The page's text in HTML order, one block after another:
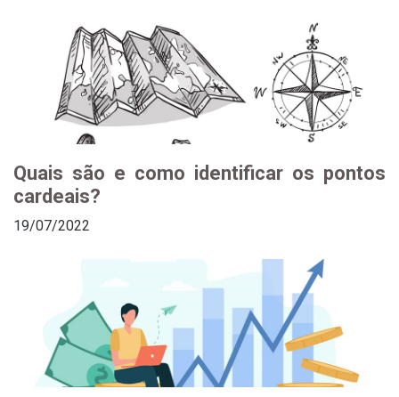
Quais são e como identificar os pontos
cardeais?
19/07/2022